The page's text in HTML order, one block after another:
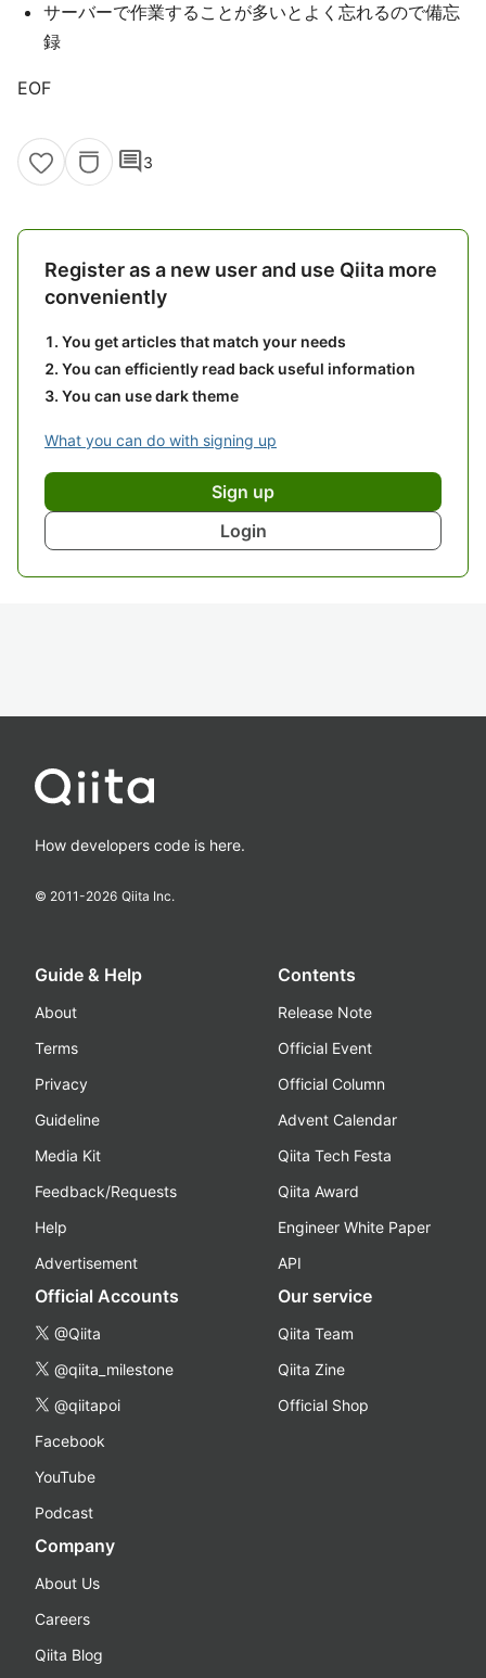
サーバーで作業することが多いとよく忘れるので備忘
録
EOF
comment3
Register as a new user and use Qiita more
conveniently
You get articles that match your needs
You can efficiently read back useful information
You can use dark theme
What you can do with signing up
Sign up
Login
How developers code is here.
© 2011-2026 Qiita Inc.
Guide & Help
About
Terms
Privacy
Guideline
Media Kit
Feedback/Requests
Help
Advertisement
Contents
Release Note
Official Event
Official Column
Advent Calendar
Qiita Tech Festa
Qiita Award
Engineer White Paper
API
Official Accounts
@Qiita
@qiita_milestone
@qiitapoi
Facebook
YouTube
Podcast
Our service
Qiita Team
Qiita Zine
Official Shop
Company
About Us
Careers
Qiita Blog